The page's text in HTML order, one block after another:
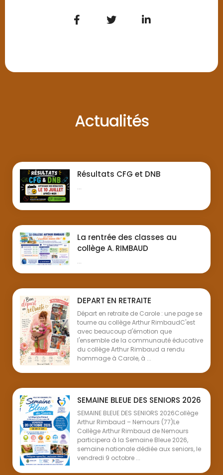
Actualités
Résultats CFG et DNB
...
La rentrée des classes au
collège A. RIMBAUD
...
DEPART EN RETRAITE
Départ en retraite de Carole : une page se
tourne au collège Arthur RimbaudC'est
avec beaucoup d'émotion que
l'ensemble de la communauté éducative
du collège Arthur Rimbaud a rendu
hommage à Carole, à ...
SEMAINE BLEUE DES SENIORS 2026
SEMAINE BLEUE DES SENIORS 2026Collège
Arthur Rimbaud – Nemours (77)Le
Collège Arthur Rimbaud de Nemours
participera à la Semaine Bleue 2026,
semaine nationale dédiée aux seniors, le
vendredi 9 octobre ...